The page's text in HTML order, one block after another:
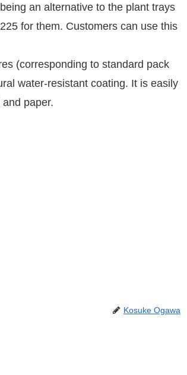
an alternative to the plant trays
for them. Customers can use this
(corresponding to standard pack
water-resistant coating. It is easily
paper.
Kosuke Ogawa